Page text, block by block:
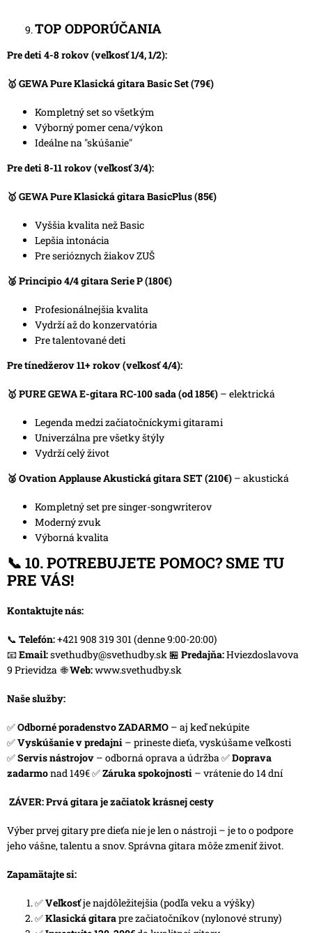
TOP ODPORÚČANIA
Pre deti 4-8 rokov (veľkosť 1/4, 1/2):
🥇 GEWA Pure Klasická gitara Basic Set(79€)
Kompletný set so všetkým
Výborný pomer cena/výkon
Ideálne na "skúšanie"
Pre deti 8-11 rokov (veľkosť 3/4):
🥇 GEWA Pure Klasická gitara BasicPlus(85€)
Vyššia kvalita než Basic
Lepšia intonácia
Pre serióznych žiakov ZUŠ
🥈 Principio 4/4 gitara Serie P(180€)
Profesionálnejšia kvalita
Vydrží až do konzervatória
Pre talentované deti
Pre tínedžerov 11+ rokov (veľkosť 4/4):
🥇 PURE GEWA E-gitara RC-100 sada(od 185€) – elektrická
Legenda medzi začiatočníckymi gitarami
Univerzálna pre všetky štýly
Vydrží celý život
🥈 Ovation Applause Akustická gitara SET(210€) – akustická
Kompletný set pre singer-songwriterov
Moderný zvuk
Výborná kvalita
📞 10. POTREBUJETE POMOC? SME TU
PRE VÁS!
Kontaktujte nás:
📞 Telefón:+421 908 319 301 (denne 9:00-20:00)
📧Email:svethudby@svethudby.sk 🏪 Predajňa:Hviezdoslavova
9 Prievidza 🌐Web:www.svethudby.sk
Naše služby:
✅Odborné poradenstvo ZADARMO – aj keď nekúpite
✅Vyskúšanie v predajni – prineste dieťa, vyskúšame veľkosti
✅Servis nástrojov – odborná oprava a údržba ✅Doprava
zadarmonad 149€ ✅Záruka spokojnosti – vrátenie do 14 dní
ZÁVER: Prvá gitara je začiatok krásnej cesty
Výber prvej gitary pre dieťa nie je len o nástroji – je to o podpore
jeho vášne, talentu a snov. Správna gitara môže zmeniť život.
Zapamätajte si:
✅Veľkosťje najdôležitejšia (podľa veku a výšky)
✅Klasická gitarapre začiatočníkov (nylonové struny)